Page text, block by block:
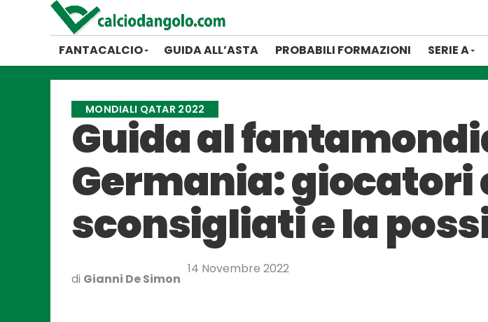
FANTACALCIO GUIDA ALL’ASTA PROBABILI FORMAZIONI SERIE A
MONDIALI QATAR 2022
Guida al
Germania:
sconsigliati e la
di Gianni De Simon
14 Novembre 2022